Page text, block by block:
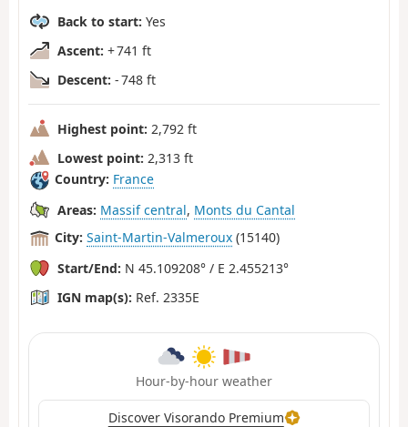
Back to start: Yes
Ascent: + 741 ft
Descent: - 748 ft
Highest point: 2,792 ft
Lowest point: 2,313 ft
Country: France
Areas: Massif central, Monts du Cantal
City: Saint-Martin-Valmeroux (15140)
Start/End: N 45.109208° / E 2.455213°
IGN map(s): Ref. 2335E
Hour-by-hour weather
Discover Visorando Premium